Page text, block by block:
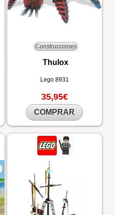
Construcciones
Thulox
Lego 8931
35,95€
COMPRAR